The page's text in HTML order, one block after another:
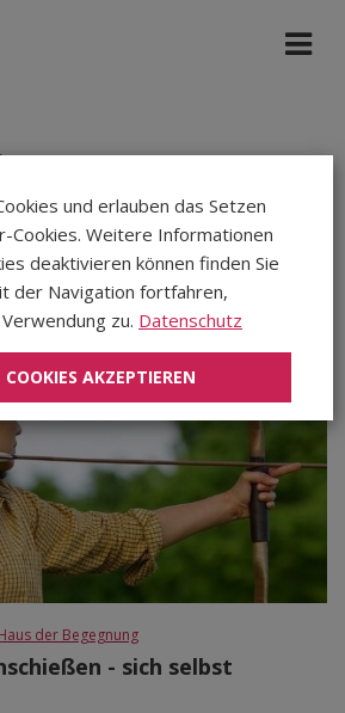
Mai 2025
Aug 2026
Sep 2026
Okt 2026
Nov 2026
Dez 2026
Jan 2027
Feb 2027
Mär 2027
Apr 2027
Mai 2027
Jun 2027
Jul 2027
der Begegnung
- sich selbst
und erlauben das Setzen
Cookies. Weitere Informationen
deaktivieren können finden Sie
der Navigation fortfahren,
zu. Datenschutz
COOKIES AKZEPTIEREN